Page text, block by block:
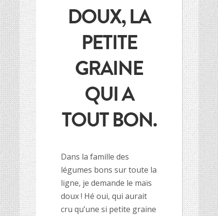
HISTOIRE DES CULTURES
L’association
Et si on parlait un peu d’agriculture ?
Inscriptions newsletter, questions…
Mentions Légales
Google+
HISTOIRE DES CULTURES
L’association
Et si on parlait un peu d’agriculture ?
Inscriptions newsletter, questions…
Mentions Légales
DOUX, LA
PETITE
GRAINE
QUI A
TOUT BON.
Dans la famille des
légumes bons sur toute la
ligne, je demande le maïs
doux ! Hé oui, qui aurait
cru qu’une si petite graine